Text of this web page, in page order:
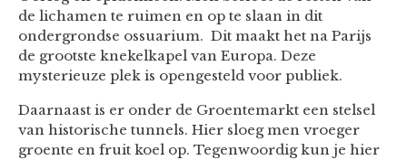
de lichamen te ruimen en op te slaan in dit
ondergrondse ossuarium. Dit maakt het na Parijs
de grootste knekelkapel van Europa. Deze
mysterieuze plek is opengesteld voor publiek.
Daarnaast is er onder de Groentemarkt een stelsel
van historische tunnels. Hier sloeg men vroeger
groente en fruit koel op. Tegenwoordig kun je hier